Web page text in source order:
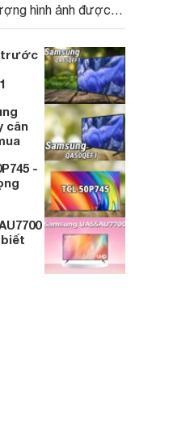
hình ảnh được
sống động và khả
Tuy nhiên, sản
hạn chế cần cân
mua.
trước
cân
-